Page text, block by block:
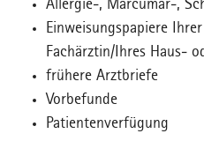
Allergie-, Marcumar-,
Einweisungspapiere
Fachärztin/Ihres Haus-
frühere Arztbriefe
Vorbefunde
Patientenverfügung